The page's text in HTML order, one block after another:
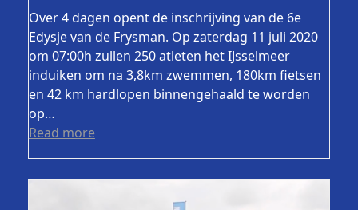
Over 4 dagen opent de inschrijving van de 6e
Edysje van de Frysman. Op zaterdag 11 juli 2020
om 07:00h zullen 250 atleten het IJsselmeer
induiken om na 3,8km zwemmen, 180km fietsen
en 42 km hardlopen binnengehaald te worden
op…
Read more